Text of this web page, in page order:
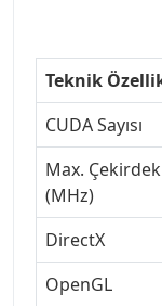
Teknik
CUDA Sayısı
Max. Çekirdek
(MHz)
DirectX
OpenGL